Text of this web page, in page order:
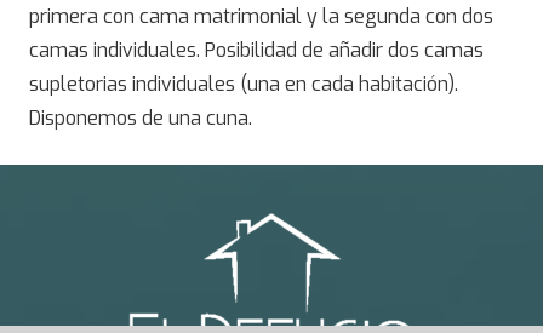
primera con cama matrimonial y la segunda con dos
camas individuales. Posibilidad de añadir dos camas
supletorias individuales (una en cada habitación).
Disponemos de una cuna.